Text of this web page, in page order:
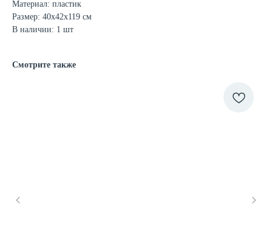
Материал: пластик
Размер: 40х42х119 см
В наличии: 1 шт
Смотрите также